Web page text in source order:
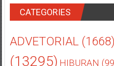
CATEGORIES
ADVETORIAL(1668)
(13295) HIBURAN